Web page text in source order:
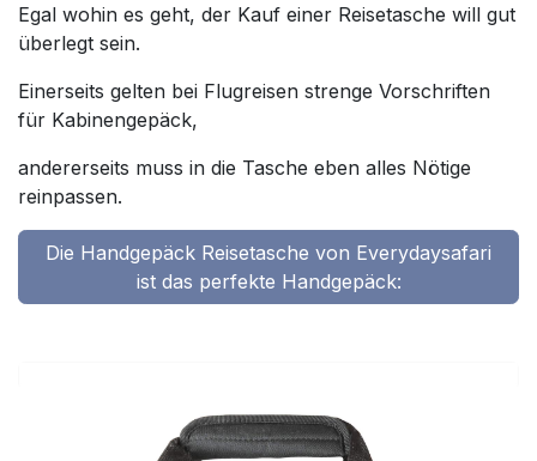
Egal wohin es geht, der Kauf einer Reisetasche will gut
überlegt sein.
Einerseits gelten bei Flugreisen strenge Vorschriften
für Kabinengepäck,
andererseits muss in die Tasche eben alles Nötige
reinpassen.
Die Handgepäck Reisetasche von Everydaysafari
ist das perfekte Handgepäck: